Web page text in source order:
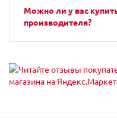
Можно ли у вас
производителя?